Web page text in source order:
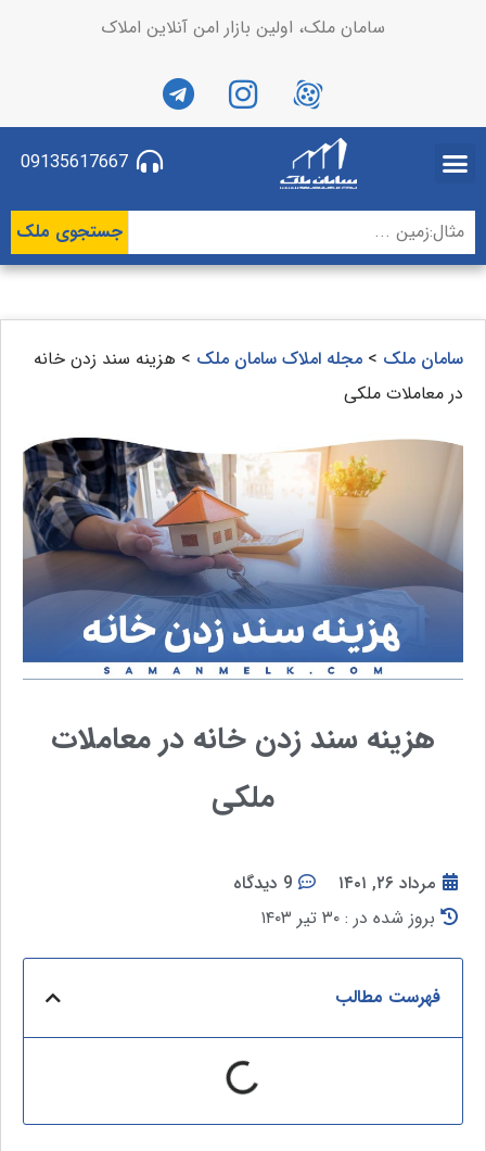
سامان ملک، اولین بازار امن آنلاین املاک
09135617667
جستجوی ملک
سامان ملک > مجله املاک سامان ملک > هزینه سند زدن خانه
در معاملات ملکی
هزینه سند زدن خانه در معاملات
ملکی
مرداد ۲۶, ۱۴۰۱
9 دیدگاه
بروز شده در : ۳۰ تیر ۱۴۰۳
فهرست مطالب